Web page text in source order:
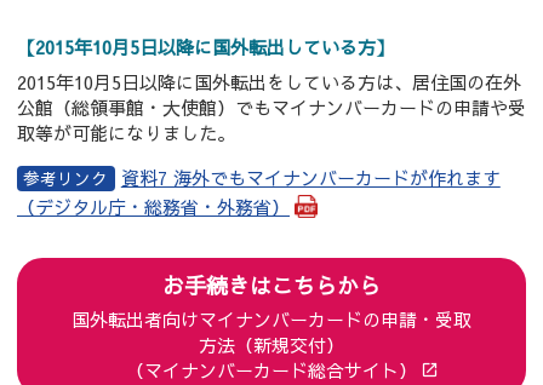
【2015年10月5日以降に国外転出している方】
2015年10月5日以降に国外転出をしている方は、居住国の在外
公館（総領事館・大使館）でもマイナンバーカードの申請や受
取等が可能になりました。
資料7 海外でもマイナンバーカードが作れます
（デジタル庁・総務省・外務省）
お手続きはこちらから
国外転出者向けマイナンバーカードの申請・受取
方法（新規交付）
（マイナンバーカード総合サイト）